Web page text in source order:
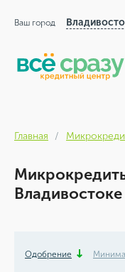
Ваш город
Главная
Владивостоке
Одобрение